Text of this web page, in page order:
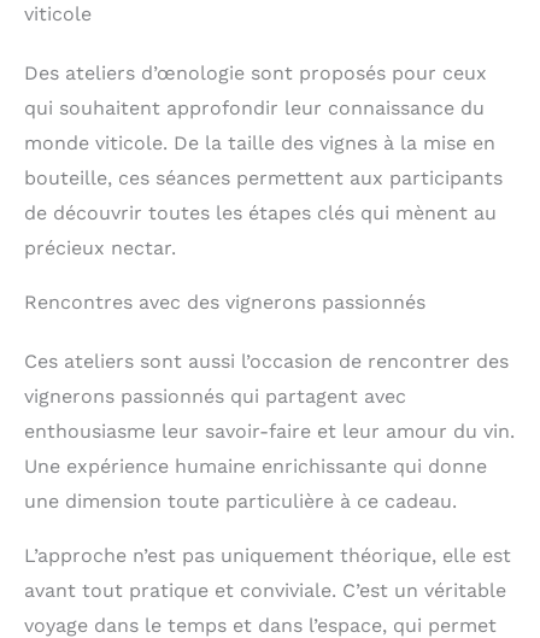
viticole
Des ateliers d’œnologie sont proposés pour ceux
qui souhaitent approfondir leur connaissance du
monde viticole. De la taille des vignes à la mise en
bouteille, ces séances permettent aux participants
de découvrir toutes les étapes clés qui mènent au
précieux nectar.
Rencontres avec des vignerons passionnés
Ces ateliers sont aussi l’occasion de rencontrer des
vignerons passionnés qui partagent avec
enthousiasme leur savoir-faire et leur amour du vin.
Une expérience humaine enrichissante qui donne
une dimension toute particulière à ce cadeau.
L’approche n’est pas uniquement théorique, elle est
avant tout pratique et conviviale. C’est un véritable
voyage dans le temps et dans l’espace, qui permet